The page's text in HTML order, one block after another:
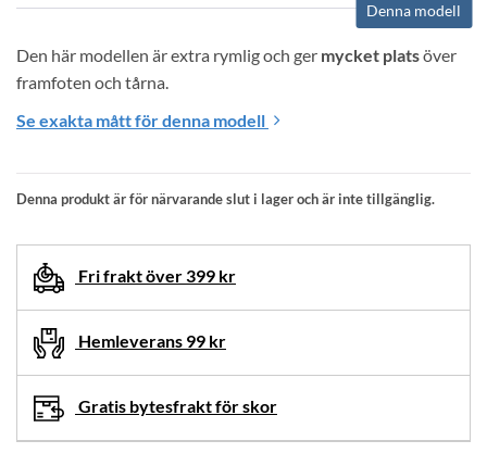
Denna modell
Den här modellen är extra rymlig och ger mycket plats över
framfoten och tårna.
Se exakta mått för denna modell
Denna produkt är för närvarande slut i lager och är inte tillgänglig.
Fri frakt över 399 kr
Hemleverans 99 kr
Gratis bytesfrakt för skor